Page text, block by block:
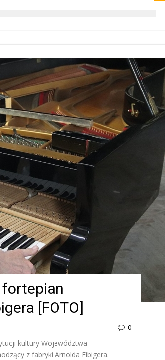
fortepian
[FOTO]
0
kultury Województwa
z fabryki Arnolda Fibigera.